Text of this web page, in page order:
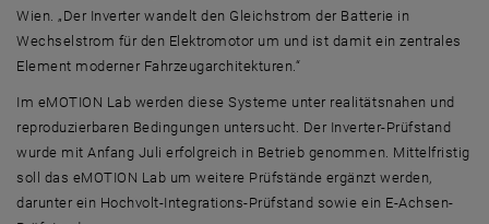
Wien. „Der Inverter wandelt den Gleichstrom der Batterie in
Wechselstrom für den Elektromotor um und ist damit ein zentrales
Element moderner Fahrzeugarchitekturen.“
Im eMOTION Lab werden diese Systeme unter realitätsnahen und
reproduzierbaren Bedingungen untersucht. Der Inverter-Prüfstand
wurde mit Anfang Juli erfolgreich in Betrieb genommen. Mittelfristig
soll das eMOTION Lab um weitere Prüfstände ergänzt werden,
darunter ein Hochvolt-Integrations-Prüfstand sowie ein E-Achsen-